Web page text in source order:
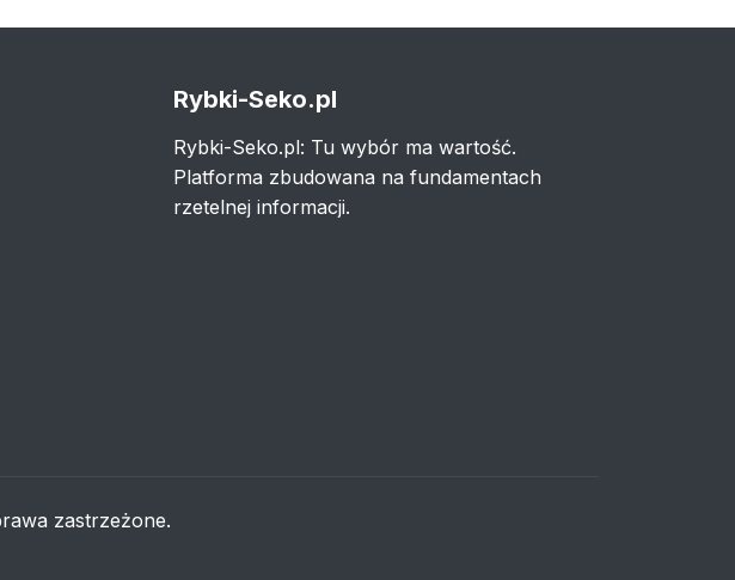
Rybki-Seko.pl
Rybki-Seko.pl: Tu wybór ma wartość.
Platforma zbudowana na fundamentach
rzetelnej informacji.
zastrzeżone.